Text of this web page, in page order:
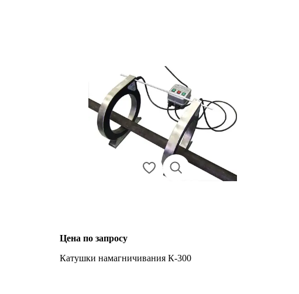
Цена по запросу
Катушки намагничивания К-300